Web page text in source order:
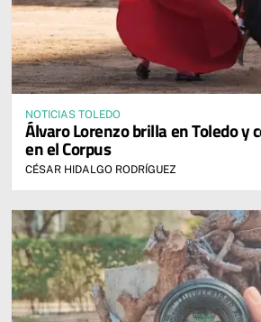
NOTICIAS TOLEDO
Álvaro Lorenzo brilla en Toledo y
en el Corpus
CÉSAR HIDALGO RODRÍGUEZ